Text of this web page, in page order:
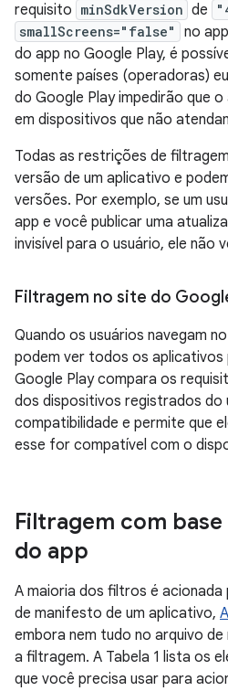
requisito minSdkVersion de
smallScreens="false"
no
do app no Google Play, é
somente países (operadoras)
do Google Play impedirão que
em dispositivos que não
Todas as restrições de
versão de um aplicativo e
versões. Por exemplo, se um
app e você publicar uma
invisível para o usuário, ele não
Filtragem no site do
Quando os usuários navegam no
podem ver todos os aplicativos
Google Play compara os
dos dispositivos registrados do
compatibilidade e permite que
esse for compatível com o
Filtragem com
do app
A maioria dos filtros é
de manifesto de um aplicativo,
embora nem tudo no arquivo
a filtragem. A Tabela 1 lista os
que você precisa usar para